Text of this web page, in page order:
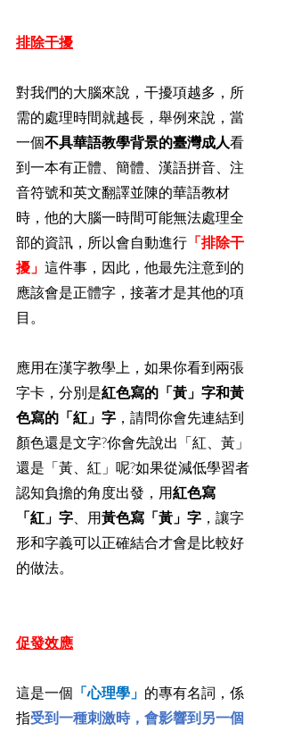
排除干擾
對我們的大腦來說，干擾項越多，所
需的處理時間就越長，舉例來說，當
一個不具華語教學背景的臺灣成人看
到一本有正體、簡體、漢語拼音、注
音符號和英文翻譯並陳的華語教材
時，他的大腦一時間可能無法處理全
部的資訊，所以會自動進行 「排除干
擾」 這件事，因此，他最先注意到的
應該會是正體字，接著才是其他的項
目。
應用在漢字教學上，如果你看到兩張
字卡，分別是紅色寫的「黃」字和黃
色寫的「紅」字 ，請問你會先連結到
顏色還是文字?你會先說出「紅、黃」
還是「黃、紅」呢?如果從減低學習者
認知負擔的角度出發，用紅色寫
「紅」字、用黃色寫「黃」字 ，讓字
形和字義可以正確結合才會是比較好
的做法。
促發效應
這是一個 「心理學」 的專有名詞，係
指受到一種刺激時，會影響到另一個